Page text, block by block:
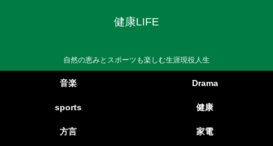
健康LIFE
自然の恵みとスポーツも楽しむ生涯現役人生
音楽 Drama
sports 健康
方言 家電